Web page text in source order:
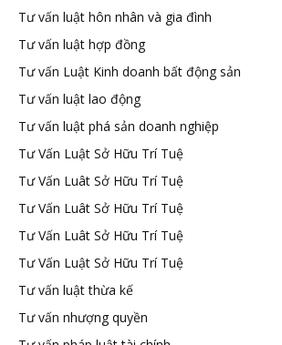
Tư vấn luật hôn nhân và gia đình
Tư vấn luật hợp đồng
Tư vấn Luật Kinh doanh bất động sản
Tư vấn luật lao động
Tư vấn luật phá sản doanh nghiệp
Tư Vấn Luật Sở Hữu Trí Tuệ
Tư Vấn Luât Sở Hữu Trí Tuệ
Tư Vấn Luât Sở Hữu Trí Tuệ
Tư Vấn Luât Sở Hữu Trí Tuệ
Tư Vấn Luật Sở Hữu Trí Tuệ
Tư vấn luật thừa kế
Tư vấn nhượng quyền